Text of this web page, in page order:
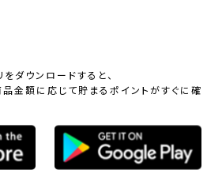
ダウンロードすると、
金額に応じて貯まるポイントがすぐに確